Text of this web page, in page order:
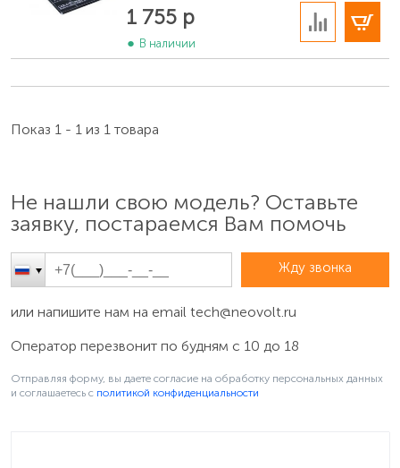
Когда не удаётся загрузить Android
Если Android не работает или телефон не загружается,
то подключите зарядное устройство к телефону и
секунд пока не включится вибрация, после чего
отпустите кнопку. На некоторых телефонах HTC
«Уменьшение громкости» + «Питание». После
включения вибрации отпустите кнопку «Питание», но
1 755 р
В наличии
Показ 1 - 1 из 1 товара
Не нашли свою модель? Оставьте
заявку, постараемся Вам помочь
Жду звонка
или напишите нам на email tech@neovolt.ru
Оператор перезвонит по будням с 10 до 18
Отправляя форму, вы даете согласие на обработку персональных данных
и соглашаетесь c политикой конфиденциальности